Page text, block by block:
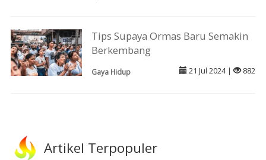
Tips Supaya Ormas Baru Semakin
Berkembang
Gaya Hidup 21 Jul 2024 | 882
Artikel Terpopuler